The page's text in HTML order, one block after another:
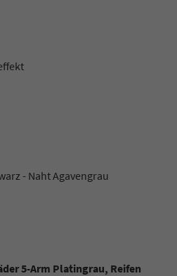
- Naht Agavengrau
5-Arm Platingrau, Reifen